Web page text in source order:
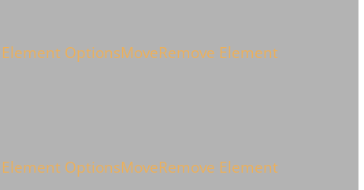
OptionsMoveRemove Element
OptionsMoveRemove Element